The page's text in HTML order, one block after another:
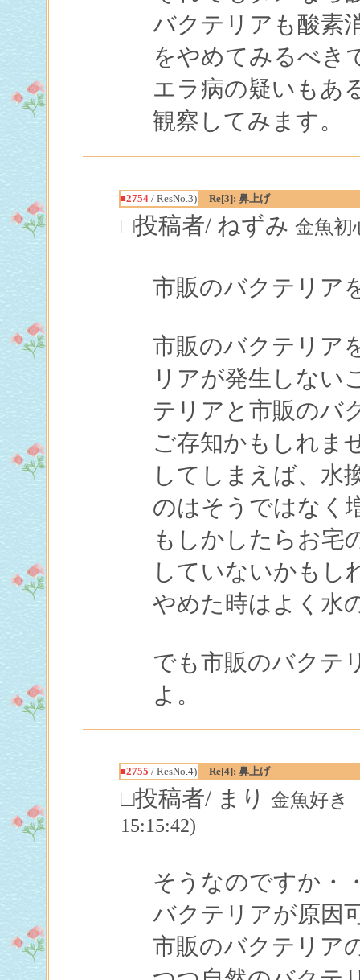
バクテリアも酸素
をやめてみるべき
エラ病の疑いもあ
観察してみます。
■2754 / ResNo.3) Re[3]: 鼻上げ
□投稿者/ ねずみ金魚初
市販のバクテリア
市販のバクテリア
リアが発生しない
テリアと市販のバ
ご存知かもしれま
してしまえば、水
のはそうではなく
もしかしたらお宅
していないかもし
やめた時はよく水
でも市販のバクテ
よ。
■2755 / ResNo.4) Re[4]: 鼻上げ
□投稿者/ まり金魚好き
15:15:42)
そうなのですか・
バクテリアが原因
市販のバクテリア